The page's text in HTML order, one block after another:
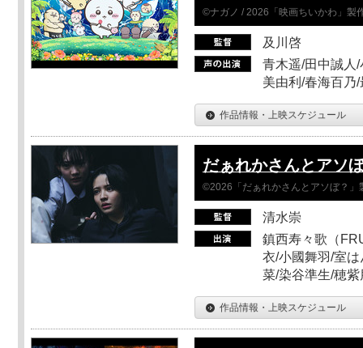
©ナガノ / 2026「映画ちいかわ」製
及川啓
青木遥/田中誠人
美由利/春海百乃
作品情報・上映スケジュール
だぁれかさんとアソ
©2026「だぁれかさんとアソぼ？」
清水崇
鎮西寿々歌（
衣/小國舞羽/室
菜/染谷準生/穂
作品情報・上映スケジュール